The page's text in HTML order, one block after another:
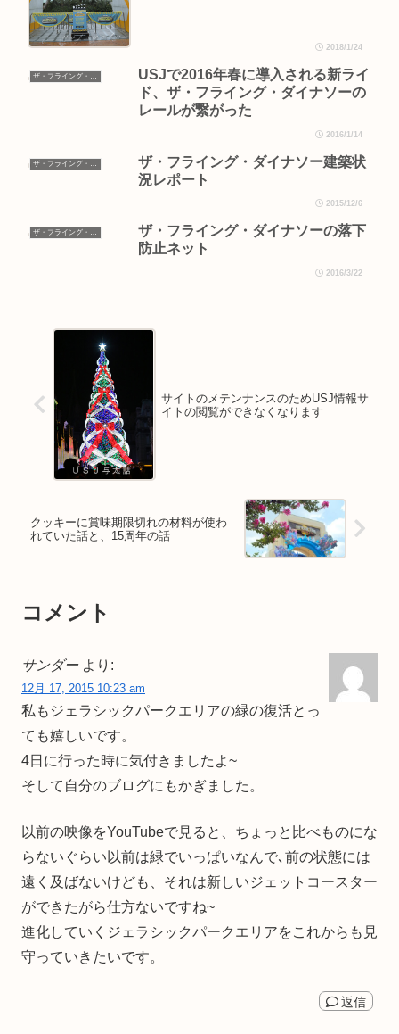
2018/1/24
ザ・フライング・ダイナソー
USJで2016年春に導入される新ライ
ド、ザ・フライング・ダイナソーの
レールが繋がった
2016/1/14
ザ・フライング・ダイナソー建築状
況レポート
2015/12/6
ザ・フライング・ダイナソー
ザ・フライング・ダイナソーの落下
防止ネット
2016/3/22
サイトのメテンナンスのためUSJ情報サ
イトの閲覧ができなくなります
クッキーに賞味期限切れの材料が使わ
れていた話と、15周年の話
コメント
サンダー より:
12月 17, 2015 10:23 am
私もジェラシックパークエリアの緑の復活とっ
ても嬉しいです。
4日に行った時に気付きましたよ~
そして自分のブログにもかぎました。
以前の映像をYouTubeで見ると、ちょっと比べものにな
らないぐらい以前は緑でいっぱいなんで､前の状態には
遠く及ばないけども、それは新しいジェットコースター
ができたがら仕方ないですね~
進化していくジェラシックパークエリアをこれからも見
守っていきたいです。
返信